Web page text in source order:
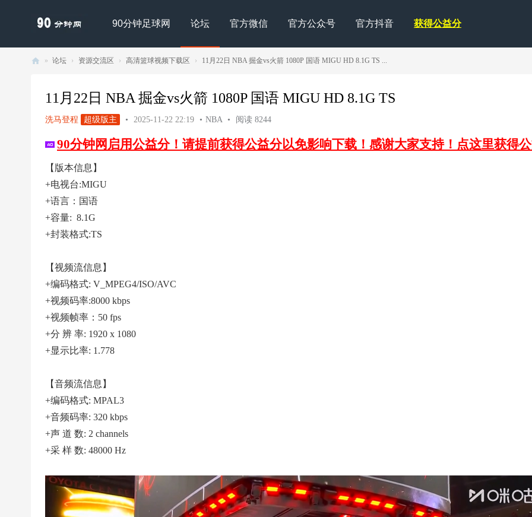
90分钟足球网 论坛 官方微信 官方公众号 官方抖音 获得公益分
» 论坛 › 资源交流区 › 高清篮球视频下载区 › 11月22日 NBA 掘金vs火箭 1080P 国语 MIGU HD 8.1G TS ...
11月22日 NBA 掘金vs火箭 1080P 国语 MIGU HD 8.1G TS
洗马登程 超级版主 • 2025-11-22 22:19 • NBA • 阅读 8244
90分钟网启用公益分！请提前获得公益分以免影响下载！感谢大家支持！点这里获得
【版本信息】
+电视台:MIGU
+语言：国语
+容量: 8.1G
+封装格式:TS
【视频流信息】
+编码格式: V_MPEG4/ISO/AVC
+视频码率:8000 kbps
+视频帧率：50 fps
+分 辨 率: 1920 x 1080
+显示比率: 1.778
【音频流信息】
+编码格式: MPAL3
+音频码率: 320 kbps
+声 道 数: 2 channels
+采 样 数: 48000 Hz